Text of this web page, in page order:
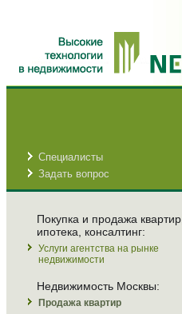
Специалисты
Задать вопрос
Покупка и продажа квартир,
ипотека, консалтинг:
Услуги агентства на рынке
недвижимости
Недвижимость Москвы:
Продажа квартир